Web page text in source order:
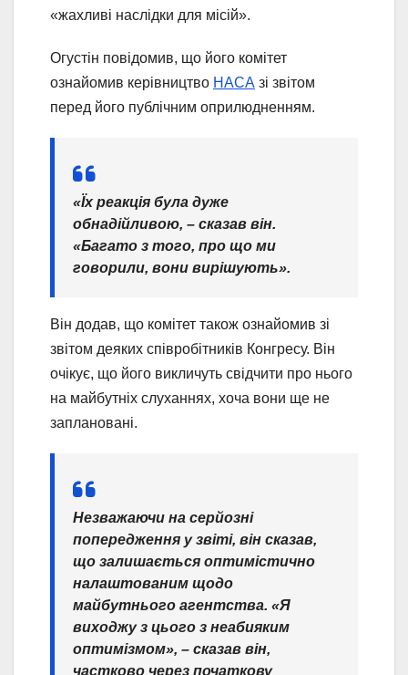
«жахливі наслідки для місій».
Огустін повідомив, що його комітет
ознайомив керівництво НАСА зі звітом
перед його публічним оприлюдненням.
«Їх реакція була дуже
обнадійливою, – сказав він.
«Багато з того, про що ми
говорили, вони вирішують».
Він додав, що комітет також ознайомив зі
звітом деяких співробітників Конгресу. Він
очікує, що його викличуть свідчити про нього
на майбутніх слуханнях, хоча вони ще не
заплановані.
Незважаючи на серйозні
попередження у звіті, він сказав,
що залишається оптимістично
налаштованим щодо
майбутнього агентства. «Я
виходжу з цього з неабияким
оптимізмом», – сказав він,
частково через початкову